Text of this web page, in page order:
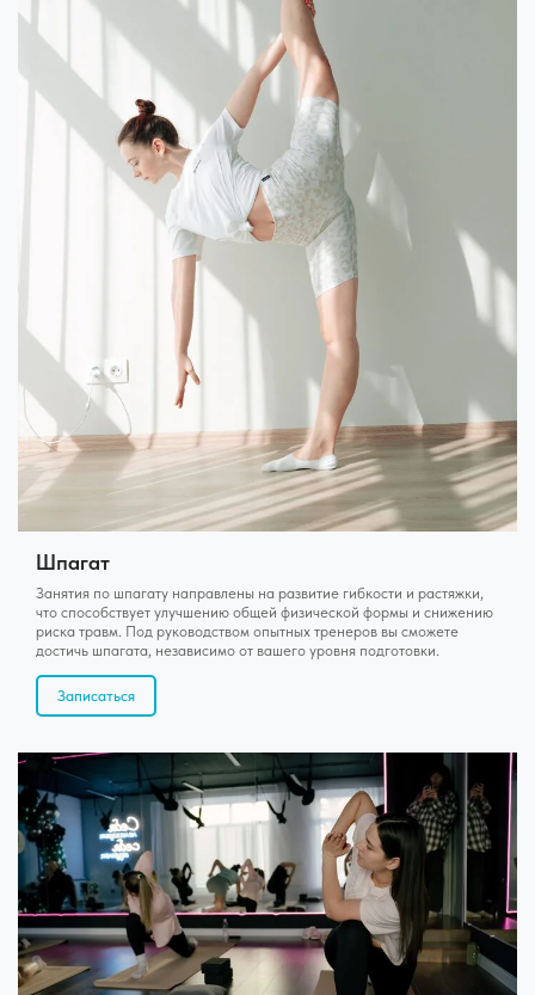
Шпагат
Занятия по шпагату направлены на развитие гибкости и растяжки,
что способствует улучшению общей физической формы и снижению
риска травм. Под руководством опытных тренеров вы сможете
достичь шпагата, независимо от вашего уровня подготовки.
Записаться